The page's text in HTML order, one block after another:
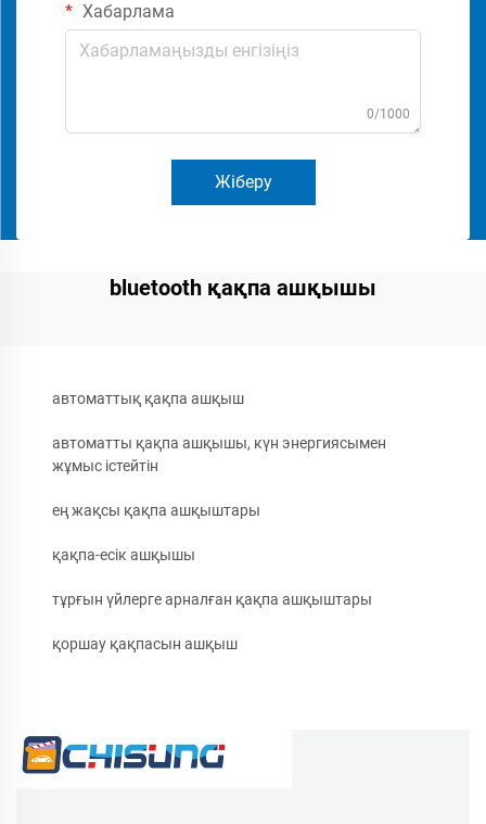
Хабарлама
0/1000
Жіберу
bluetooth қақпа ашқышы
автоматтық қақпа ашқыш
автоматты қақпа ашқышы, күн энергиясымен
жұмыс істейтін
ең жақсы қақпа ашқыштары
қақпа-есік ашқышы
тұрғын үйлерге арналған қақпа ашқыштары
қоршау қақпасын ашқыш